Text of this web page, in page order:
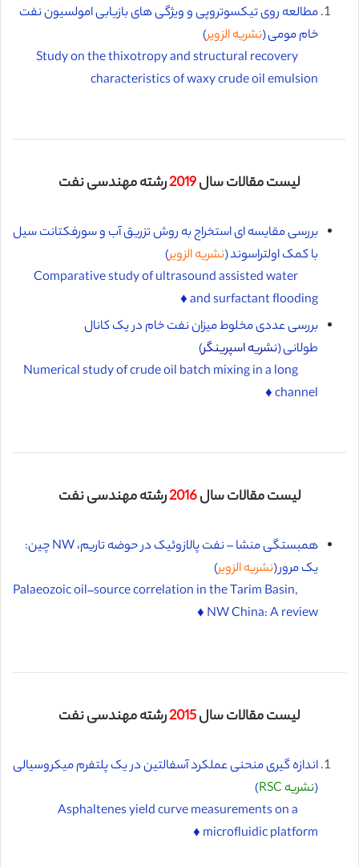
مطالعه روی تیکسوتروپی و ویژگی های بازیابی امولسیون نفت
خام مومی (نشریه الزویر)
Study on the thixotropy and structural recovery
characteristics of waxy crude oil emulsion
لیست مقالات سال2019رشته مهندسی نفت
بررسی مقایسه ای استخراج به روش تزریق آب و سورفکتانت سیل
با کمک اولتراسوند (نشریه الزویر)
Comparative study of ultrasound assisted water
and surfactant flooding ♦️
بررسی عددی مخلوط میزان نفت خام در یک کانال
طولانی (نشریه اسپرینگر)
Numerical study of crude oil batch mixing in a long
channel ♦️
لیست مقالات سال2016رشته مهندسی نفت
همبستگی منشا – نفت پالازوئیک در حوضه تاریم، NW چین:
یک مرور (نشریه الزویر)
Palaeozoic oil–source correlation in the Tarim Basin,
NW China: A review ♦️
لیست مقالات سال2015رشته مهندسی نفت
اندازه گیری منحنی عملکرد آسفالتین در یک پلتفرم میکروسیالی
(نشریه RSC
)
Asphaltenes yield curve measurements on a
microfluidic platform ♦️